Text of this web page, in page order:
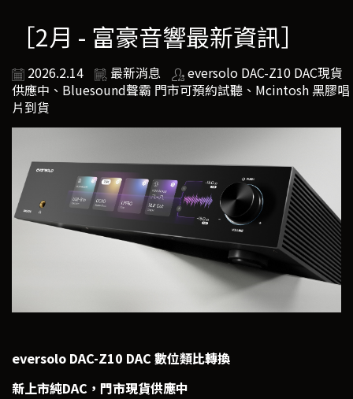
［2月 - 富豪音響最新資訊］
2026.2.14 最新消息
eversolo DAC-Z10 DAC現貨
供應中、Bluesound聲霸 門市可預約試聽、Mcintosh 黑膠唱
片到貨
eversolo DAC-Z10 DAC 數位類比轉換
新上市純DAC，門市現貨供應中